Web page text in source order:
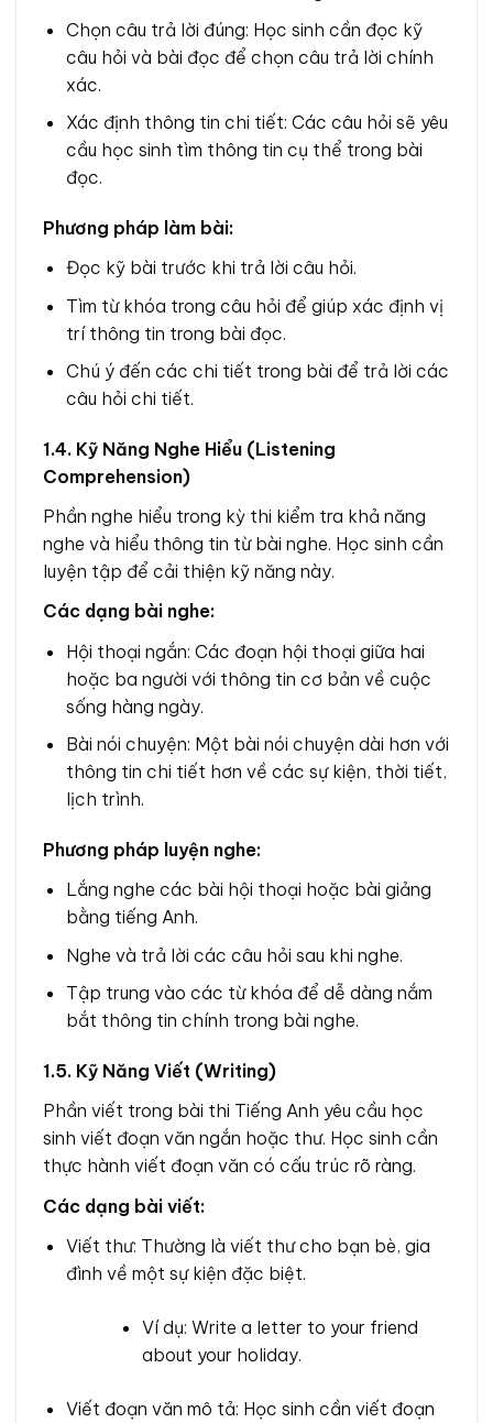
Chọn câu trả lời đúng: Học sinh cần đọc kỹ
câu hỏi và bài đọc để chọn câu trả lời chính
xác.
Xác định thông tin chi tiết: Các câu hỏi sẽ yêu
cầu học sinh tìm thông tin cụ thể trong bài
đọc.
Phương pháp làm bài:
Đọc kỹ bài trước khi trả lời câu hỏi.
Tìm từ khóa trong câu hỏi để giúp xác định vị
trí thông tin trong bài đọc.
Chú ý đến các chi tiết trong bài để trả lời các
câu hỏi chi tiết.
1.4. Kỹ Năng Nghe Hiểu (Listening
Comprehension)
Phần nghe hiểu trong kỳ thi kiểm tra khả năng
nghe và hiểu thông tin từ bài nghe. Học sinh cần
luyện tập để cải thiện kỹ năng này.
Các dạng bài nghe:
Hội thoại ngắn: Các đoạn hội thoại giữa hai
hoặc ba người với thông tin cơ bản về cuộc
sống hàng ngày.
Bài nói chuyện: Một bài nói chuyện dài hơn với
thông tin chi tiết hơn về các sự kiện, thời tiết,
lịch trình.
Phương pháp luyện nghe:
Lắng nghe các bài hội thoại hoặc bài giảng
bằng tiếng Anh.
Nghe và trả lời các câu hỏi sau khi nghe.
Tập trung vào các từ khóa để dễ dàng nắm
bắt thông tin chính trong bài nghe.
1.5. Kỹ Năng Viết (Writing)
Phần viết trong bài thi Tiếng Anh yêu cầu học
sinh viết đoạn văn ngắn hoặc thư. Học sinh cần
thực hành viết đoạn văn có cấu trúc rõ ràng.
Các dạng bài viết:
Viết thư: Thường là viết thư cho bạn bè, gia
đình về một sự kiện đặc biệt.
Ví dụ: Write a letter to your friend
about your holiday.
Viết đoạn văn mô tả: Học sinh cần viết đoạn